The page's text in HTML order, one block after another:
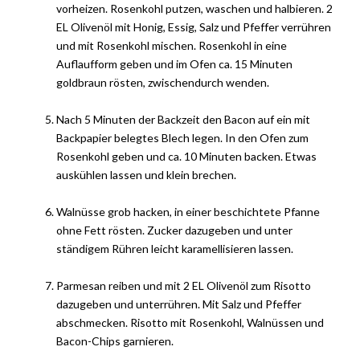
vorheizen. Rosenkohl putzen, waschen und halbieren. 2
EL Olivenöl mit Honig, Essig, Salz und Pfeffer verrühren
und mit Rosenkohl mischen. Rosenkohl in eine
Auflaufform geben und im Ofen ca. 15 Minuten
goldbraun rösten, zwischendurch wenden.
Nach 5 Minuten der Backzeit den Bacon auf ein mit
Backpapier belegtes Blech legen. In den Ofen zum
Rosenkohl geben und ca. 10 Minuten backen. Etwas
auskühlen lassen und klein brechen.
Walnüsse grob hacken, in einer beschichtete Pfanne
ohne Fett rösten. Zucker dazugeben und unter
ständigem Rühren leicht karamellisieren lassen.
Parmesan reiben und mit 2 EL Olivenöl zum Risotto
dazugeben und unterrühren. Mit Salz und Pfeffer
abschmecken. Risotto mit Rosenkohl, Walnüssen und
Bacon-Chips garnieren.